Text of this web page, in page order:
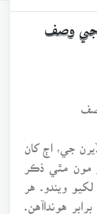
جي وصف
جي، اڄ کان
مون مٿي ذڪر
ويندو. هر
هونداآهن.